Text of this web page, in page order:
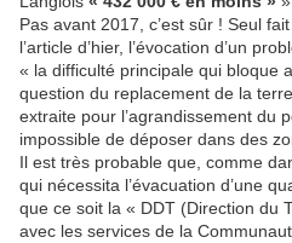
Pas avant 2017, c’est sûr ! Seul
l’article d’hier, l’évocation d’un
« la difficulté principale qui bloque
question du replacement de la
extraite pour l’agrandissement du
impossible de déposer dans des
Il est très probable que, comme
qui nécessita l’évacuation d’une
que ce soit la « DDT (Direction du
avec les services de la